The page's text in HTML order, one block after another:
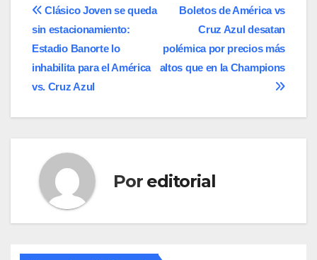
Navegación
de
entradas
Boletos de América vs
Cruz Azul desatan
polémica por precios más
altos que en la Champions
Clásico Joven se queda
sin estacionamiento:
Estadio Banorte lo
inhabilita para el América
vs. Cruz Azul
Por editorial